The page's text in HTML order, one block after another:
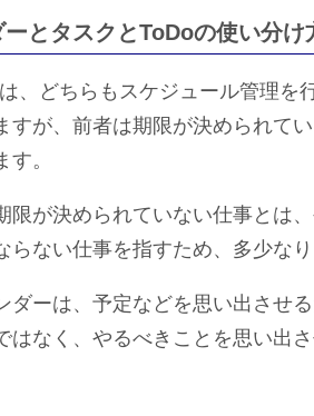
ーとタスクとToDoの使い分け
、どちらもスケジュール管理
すが、前者は期限が決められて
。
限が決められていない仕事とは
らない仕事を指すため、多少な
ダーは、予定などを思い出させ
はなく、やるべきことを思い出